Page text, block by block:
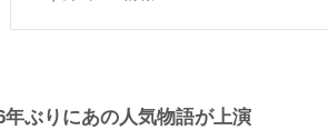
年ぶりにあの人気物語が上演